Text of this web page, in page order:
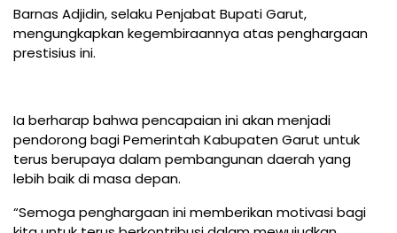
Barnas Adjidin, selaku Penjabat Bupati Garut,
mengungkapkan kegembiraannya atas penghargaan
prestisius ini.
Ia berharap bahwa pencapaian ini akan menjadi
pendorong bagi Pemerintah Kabupaten Garut untuk
terus berupaya dalam pembangunan daerah yang
lebih baik di masa depan.
“Semoga penghargaan ini memberikan motivasi bagi